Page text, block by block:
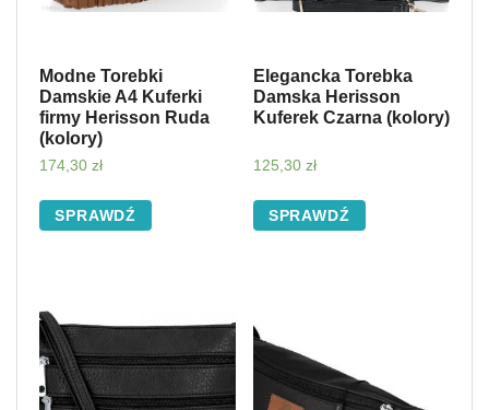
Modne Torebki
Damskie A4 Kuferki
firmy Herisson Ruda
(kolory)
174,30 zł
SPRAWDŹ
Elegancka Torebka
Damska Herisson
Kuferek Czarna (kolory)
125,30 zł
SPRAWDŹ